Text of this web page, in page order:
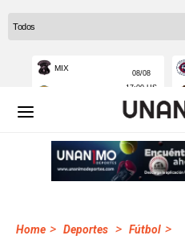
Home > Deportes > Fútbol >